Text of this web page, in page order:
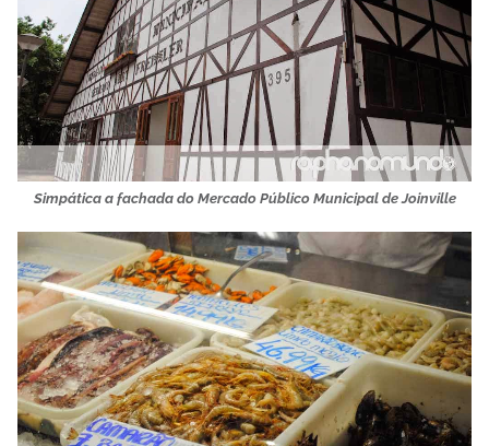
Simpática a fachada do Mercado Público Municipal de Joinville